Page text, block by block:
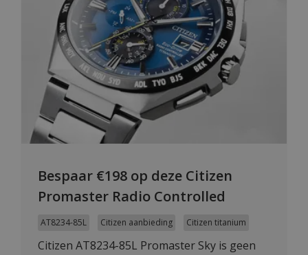
Bespaar €198 op deze Citizen
Promaster Radio Controlled
AT8234-85L Citizen aanbieding Citizen titanium
Citizen AT8234-85L Promaster Sky is geen